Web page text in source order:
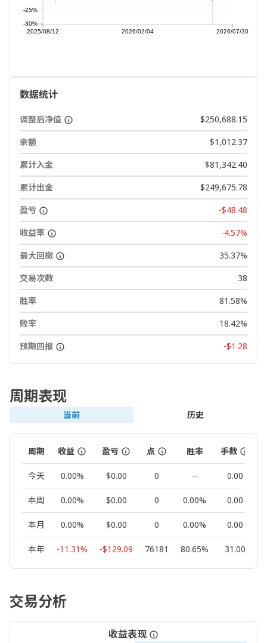
-30%
-25%
2025/08/12 2026/02/04 2026/07/30
数据统计
调整后净值
$250,688.15
余额
$1,012.37
累计入金
$81,342.40
累计出金
$249,675.78
盈亏
-$48.48
收益率
-4.57%
最大回撤
35.37%
交易次数
38
胜率
81.58%
败率
18.42%
预期回报
-$1.28
周期表现
当前 历史
周期 收益 盈亏 点 胜率 手数
今天 0.00% $0.00 0 -- 0.00
本周 0.00% $0.00 0 0.00% 0.00
本月 0.00% $0.00 0 0.00% 0.00
本年 -11.31% -$129.09 76181 80.65% 31.00
交易分析
收益表现